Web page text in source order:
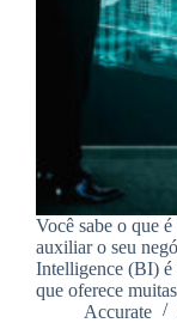
Você sabe o que
auxiliar o seu
Intelligence (BI) é
que oferece
Accurate